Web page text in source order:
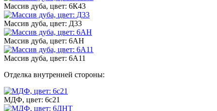
Массив дуба, цвет: 6К43
Массив дуба, цвет: Д33
Массив дуба, цвет: 6АН
Массив дуба, цвет: 6А11
Отделка внутренней стороны:
МДФ, цвет: 6с21